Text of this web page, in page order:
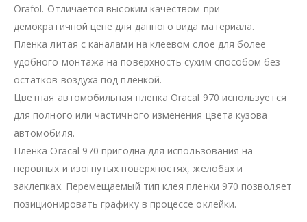
Orafol. Отличается высоким качеством при
демократичной цене для данного вида материала.
Пленка литая с каналами на клеевом слое для более
удобного монтажа на поверхность сухим способом без
остатков воздуха под пленкой.
Цветная автомобильная пленка Oracal 970 используется
для полного или частичного изменения цвета кузова
автомобиля.
Пленка Oracal 970 пригодна для использования на
неровных и изогнутых поверхностях, желобах и
заклепках. Перемещаемый тип клея пленки 970 позволяет
позиционировать графику в процессе оклейки.